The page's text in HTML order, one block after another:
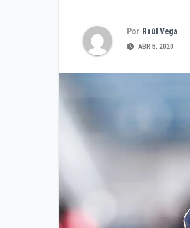
Por Raúl Vega
ABR 5, 2020